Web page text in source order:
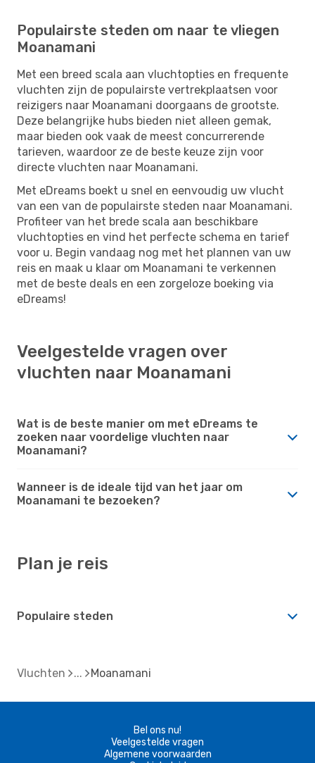
Populairste steden om naar te vliegen
Moanamani
Met een breed scala aan vluchtopties en frequente
vluchten zijn de populairste vertrekplaatsen voor
reizigers naar Moanamani doorgaans de grootste.
Deze belangrijke hubs bieden niet alleen gemak,
maar bieden ook vaak de meest concurrerende
tarieven, waardoor ze de beste keuze zijn voor
directe vluchten naar Moanamani.
Met eDreams boekt u snel en eenvoudig uw vlucht
van een van de populairste steden naar Moanamani.
Profiteer van het brede scala aan beschikbare
vluchtopties en vind het perfecte schema en tarief
voor u. Begin vandaag nog met het plannen van uw
reis en maak u klaar om Moanamani te verkennen
met de beste deals en een zorgeloze boeking via
eDreams!
Veelgestelde vragen over
vluchten naar Moanamani
Wat is de beste manier om met eDreams te
zoeken naar voordelige vluchten naar
Moanamani?
Wanneer is de ideale tijd van het jaar om
Moanamani te bezoeken?
Plan je reis
Populaire steden
Vluchten Moanamani
Bel ons nu!
Veelgestelde vragen
Algemene voorwaarden